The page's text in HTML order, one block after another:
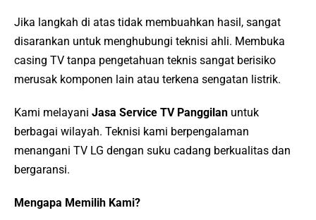
Jika langkah di atas tidak membuahkan hasil, sangat
disarankan untuk menghubungi teknisi ahli. Membuka
casing TV tanpa pengetahuan teknis sangat berisiko
merusak komponen lain atau terkena sengatan listrik.
Kami melayani Jasa Service TV Panggilan untuk
berbagai wilayah. Teknisi kami berpengalaman
menangani TV LG dengan suku cadang berkualitas dan
bergaransi.
Mengapa Memilih Kami?